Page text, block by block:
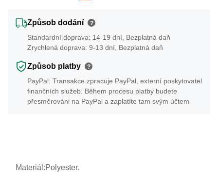
Způsob dodání ?
Standardní doprava: 14-19 dní, Bezplatná daň
Zrychlená doprava: 9-13 dní, Bezplatná daň
Způsob platby ?
PayPal: Transakce zpracuje PayPal, externí poskytovatel
finančních služeb. Během procesu platby budete
přesměrováni na PayPal a zaplatíte tam svým účtem
Materiál:Polyester.